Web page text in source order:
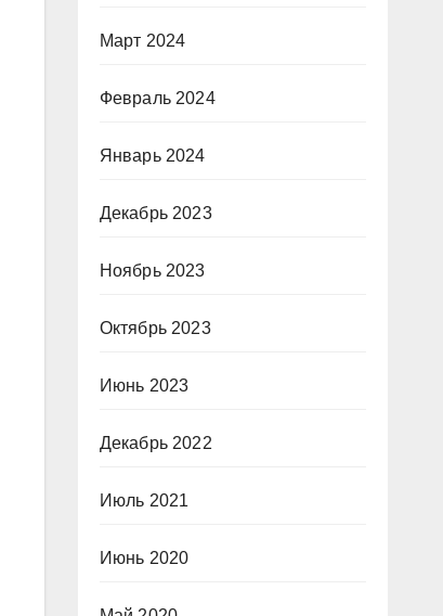
Март 2024
Февраль 2024
Январь 2024
Декабрь 2023
Ноябрь 2023
Октябрь 2023
Июнь 2023
Декабрь 2022
Июль 2021
Июнь 2020